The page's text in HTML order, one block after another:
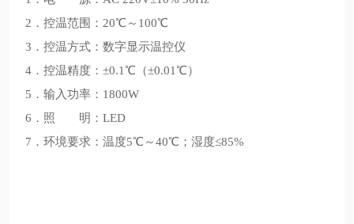
2．控温范围：20℃～100℃
3．控温方式：数字显示温控仪
4．控温精度：±0.1℃（±0.01℃）
5．输入功率：1800W
6．照 明：LED
7．环境要求：温度5℃～40℃；湿度≤85%